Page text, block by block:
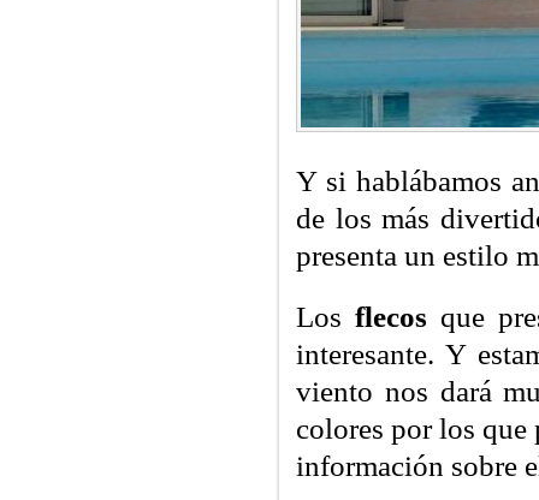
Y si hablábamos
de los más
presenta un estilo
Los flecos que
interesante. Y
viento nos dará
colores por los que
información sobre